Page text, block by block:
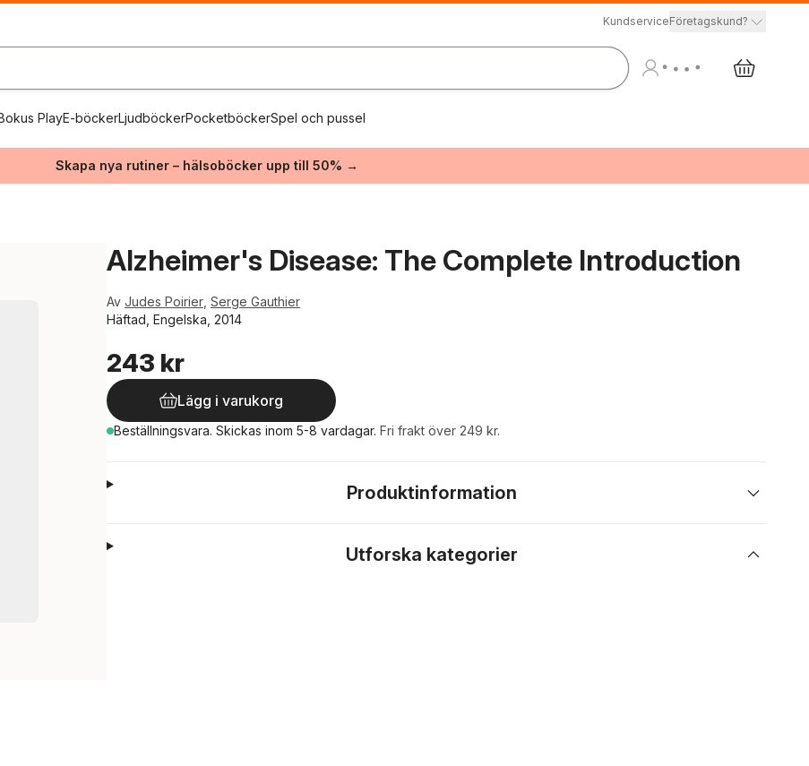
KundserviceFöretagskund?
PlayE-böckerLjudböckerPocketböckerSpel och pussel
Skapa nya rutiner – hälsoböcker upp till 50% →
Alzheimer's Disease: The Complete Introduction
Av Judes Poirier Serge Gauthier
Häftad, Engelska, 2014
243 kr
Lägg i varukorg
Beställningsvara. Skickas inom 5-8 vardagar. Fri frakt över 249 kr.
Produktinformation
Utforska kategorier